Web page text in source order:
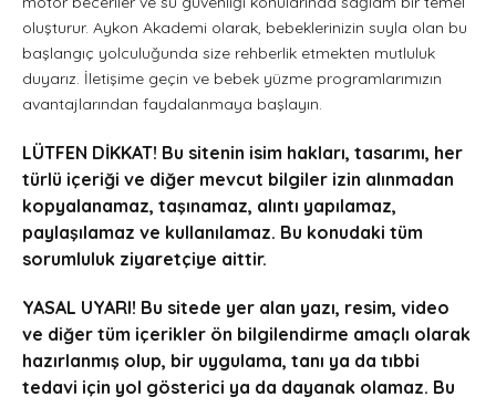
oluşturur. Aykon Akademi olarak, bebeklerinizin suyla olan bu
başlangıç yolculuğunda size rehberlik etmekten mutluluk
duyarız. İletişime geçin ve bebek yüzme programlarımızın
avantajlarından faydalanmaya başlayın.
LÜTFEN DİKKAT! Bu sitenin isim hakları, tasarımı, her
türlü içeriği ve diğer mevcut bilgiler izin alınmadan
kopyalanamaz, taşınamaz, alıntı yapılamaz,
paylaşılamaz ve kullanılamaz. Bu konudaki tüm
sorumluluk ziyaretçiye aittir.
YASAL UYARI! Bu sitede yer alan yazı, resim, video
ve diğer tüm içerikler ön bilgilendirme amaçlı olarak
hazırlanmış olup, bir uygulama, tanı ya da tıbbi
tedavi için yol gösterici ya da dayanak olamaz. Bu